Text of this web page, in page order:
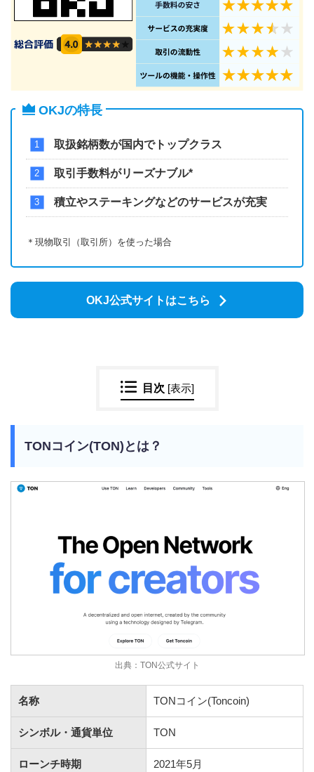
OKJの特長
取扱銘柄数が国内でトップクラス
取引手数料がリーズナブル*
積立やステーキングなどのサービスが充実
＊現物取引（取引所）を使った場合
OKJ公式サイトはこちら
目次 [表示]
TONコイン(TON)とは？
出典：TON公式サイト
名称 TONコイン(Toncoin)
シンボル・通貨単位 TON
ローンチ時期 2021年5月